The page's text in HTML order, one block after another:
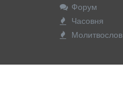
Форум
Часовня
Молитвослов